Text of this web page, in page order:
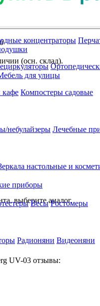
концентраторы
для улицы
кафе Компостеры садовые
небулайзеры Лечебные
настольные и
приборы
Весы Ростомеры
Радионяни Видеоняни
(осн. склад).
выберите аналог.
UV-03 отзывы: